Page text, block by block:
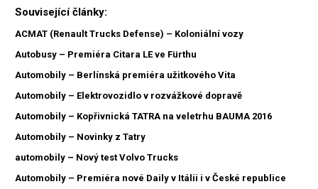
Související články:
ACMAT (Renault Trucks Defense) – Koloniální vozy
Autobusy – Premiéra Citara LE ve Fürthu
Automobily – Berlínská premiéra užitkového Vita
Automobily – Elektrovozidlo v rozvážkové dopravě
Automobily – Kopřivnická TATRA na veletrhu BAUMA 2016
Automobily – Novinky z Tatry
automobily – Nový test Volvo Trucks
Automobily – Premiéra nové Daily v Itálii i v České republice